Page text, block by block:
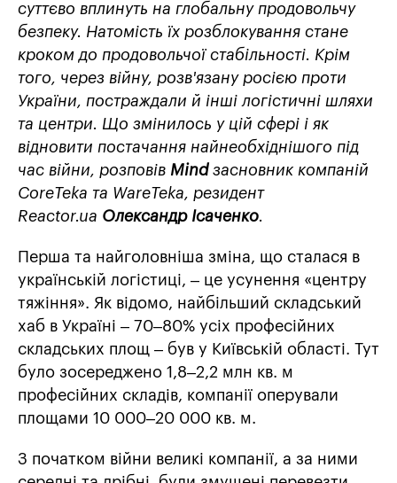
суттєво вплинуть на глобальну продовольчу
безпеку. Натомість їх розблокування стане
кроком до продовольчої стабільності. Крім
того, через війну, розв'язану росією проти
України, постраждали й інші логістичні шляхи
та центри. Що змінилось у цій сфері і як
відновити постачання найнеобхіднішого під
час війни, розповів Mindзасновник компаній
CoreTeka та WareTeka, резидент
Reactor.ua Олександр Ісаченко.
Перша та найголовніша зміна, що сталася в
українській логістиці, – це усунення «центру
тяжіння». Як відомо, найбільший складський
хаб в Україні – 70–80% усіх професійних
складських площ – був у Київській області. Тут
було зосереджено 1,8–2,2 млн кв. м
професійних складів, компанії оперували
площами 10 000–20 000 кв. м.
З початком війни великі компанії, а за ними